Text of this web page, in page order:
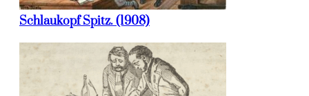
Schlaukopf Spitz. (1908)